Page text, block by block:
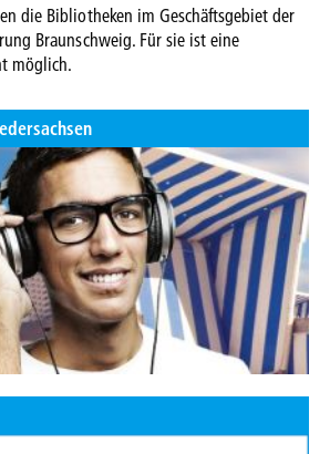
die Bibliotheken im Geschäftsgebiet der
Braunschweig. Für sie ist eine
möglich.